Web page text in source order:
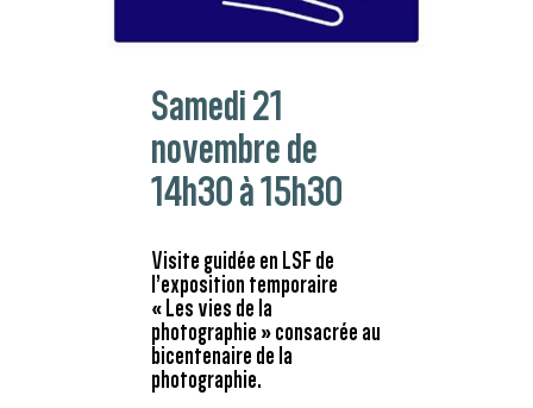
Samedi 21
novembre de
14h30 à 15h30
Visite guidée en LSF de
l’exposition temporaire
« Les vies de la
photographie » consacrée au
bicentenaire de la
photographie.